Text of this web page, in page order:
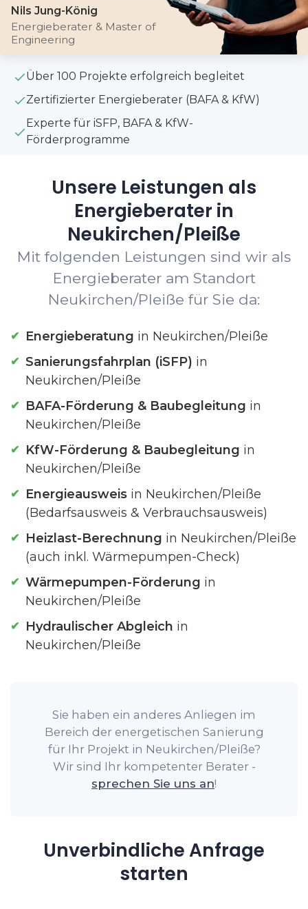
Nils Jung-König
Energieberater & Master of
Engineering
Über 100 Projekte erfolgreich begleitet
Zertifizierter Energieberater (BAFA & KfW)
Experte für iSFP, BAFA & KfW-
Förderprogramme
Unsere Leistungen als
Energieberater in
Neukirchen/Pleiße
Mit folgenden Leistungen sind wir als
Energieberater am Standort
Neukirchen/Pleiße für Sie da:
Energieberatung in Neukirchen/Pleiße
Sanierungsfahrplan (iSFP) in
Neukirchen/Pleiße
BAFA-Förderung & Baubegleitung in
Neukirchen/Pleiße
KfW-Förderung & Baubegleitung in
Neukirchen/Pleiße
Energieausweis in Neukirchen/Pleiße
(Bedarfsausweis & Verbrauchsausweis)
Heizlast-Berechnung in Neukirchen/Pleiße
(auch inkl. Wärmepumpen-Check)
Wärmepumpen-Förderung in
Neukirchen/Pleiße
Hydraulischer Abgleich in
Neukirchen/Pleiße
Sie haben ein anderes Anliegen im
Bereich der energetischen Sanierung
für Ihr Projekt in Neukirchen/Pleiße?
Wir sind Ihr kompetenter Berater -
sprechen Sie uns an!
Unverbindliche Anfrage
starten